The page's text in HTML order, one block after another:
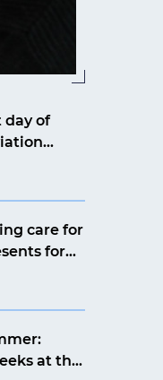
day of
care for
for
at the